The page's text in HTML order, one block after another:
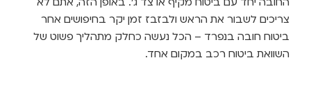
צריכים לשבור את הראש ולבזבז זמן יקר בחיפושים אחר
ביטוח חובה בנפרד – הכל נעשה כחלק מתהליך פשוט של
השוואת ביטוח רכב במקום אחד.